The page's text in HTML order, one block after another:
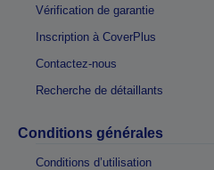
Vérification de garantie
Inscription à CoverPlus
Contactez-nous
Recherche de détaillants
Conditions générales
Conditions d’utilisation